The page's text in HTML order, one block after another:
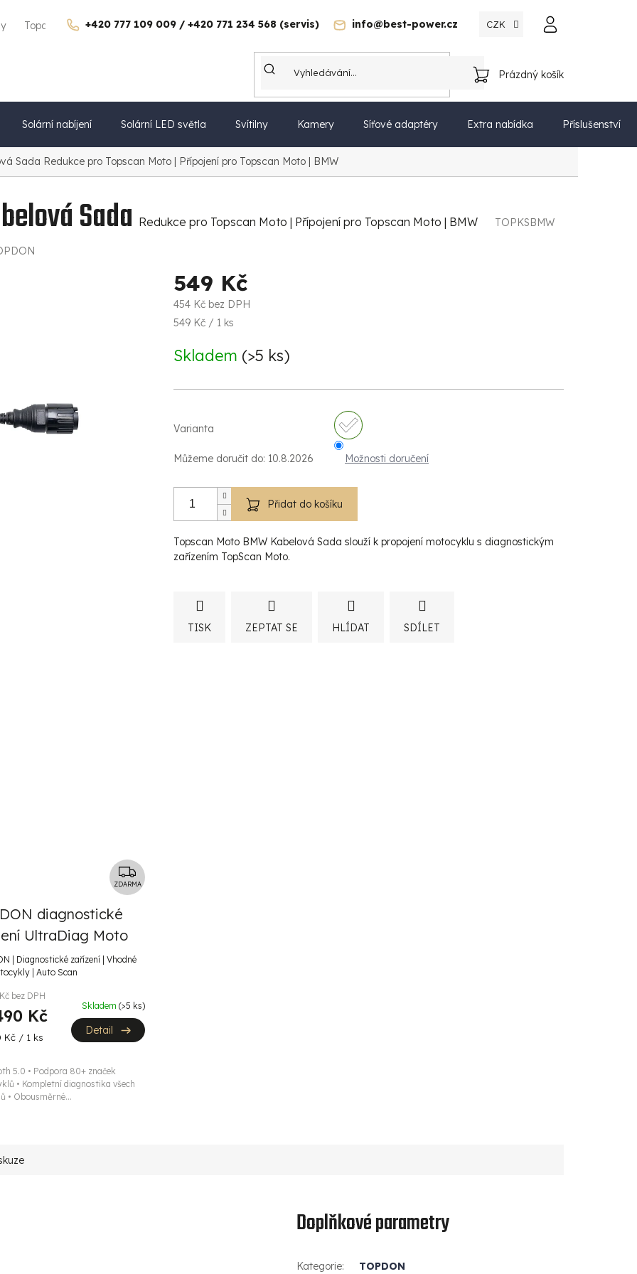
+420 777 109 009 / +420 771 234 568 (servis) info@best-power.cz
Topdon Česko Kontakty Kariéra Dárkové poukazy Katalog CZK
NÁKUPNÍ
KOŠÍK
Prázdný košík
Solární nabíjení Solární LED světla Svítilny Kamery Síťové adaptéry Extra nabídka Příslušenství
Sada Redukce pro Topscan Moto | Přípojení pro Topscan Moto | BMW
Sada Redukce pro Topscan Moto | Přípojení pro Topscan Moto | BMW TOPKSBMW
549 Kč
454 Kč bez DPH
Měrná
549 Kč / 1 ks
Skladem (>5 ks)
Varianta
Můžeme doručit do: 10.8.2026 Možnosti doručení
Přidat do košíku
Topscan Moto BMW Kabelová Sada slouží k propojení motocyklu s diagnostickým
zařízením TopScan Moto.
TISK ZEPTAT SE HLÍDAT SDÍLET
Z
D
A
ZDARMA
diagnostické
UltraDiag Moto
| Diagnostické zařízení | Vhodné
| Auto Scan
bez DPH
Kč
Kč / 1 ks
Skladem (>5 ks)
Detail
5.0 • Podpora 80+ značek
• Kompletní diagnostika všech
• Obousměrné...
Doplňkové parametry
Kategorie:
TOPDON